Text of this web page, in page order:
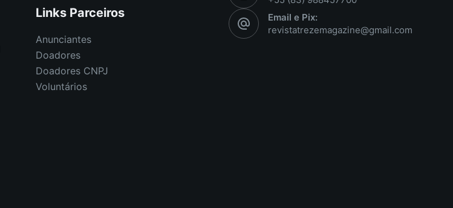
Links Parceiros
Anunciantes
Doadores
Doadores CNPJ
Voluntários
Email e Pix:
revistatrezemagazine@gmail.com